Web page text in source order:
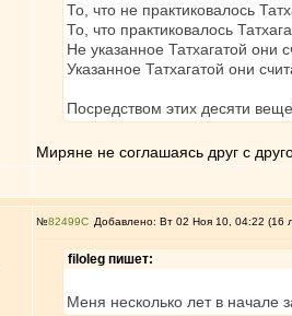
То, что не практиковалось
То, что практиковалось
Не указанное Татхагатой они
Указанное Татхагатой они
Посредством этих десяти
Миряне не соглашаясь друг с
№82499 Добавлено: Вт 02 Ноя 10, 04:22 (16
filoleg пишет:
Меня несколько лет в начале